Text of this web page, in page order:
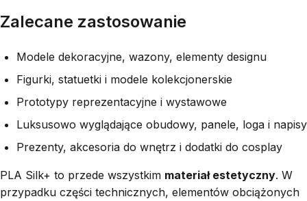
Zalecane zastosowanie
Modele dekoracyjne, wazony, elementy designu
Figurki, statuetki i modele kolekcjonerskie
Prototypy reprezentacyjne i wystawowe
Luksusowo wyglądające obudowy, panele, loga i napisy
Prezenty, akcesoria do wnętrz i dodatki do cosplay
PLA Silk+ to przede wszystkim materiał estetyczny. W
przypadku części technicznych, elementów obciążonych